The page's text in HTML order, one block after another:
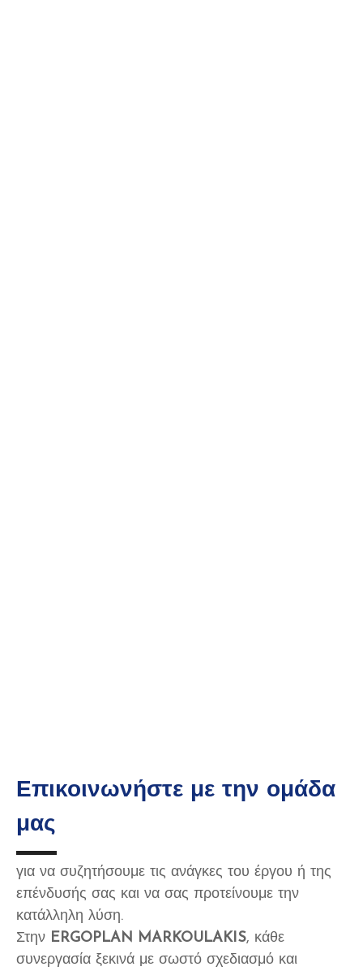
Επικοινωνήστε με την ομάδα
μας
για να συζητήσουμε τις ανάγκες του έργου ή της
επένδυσής σας και να σας προτείνουμε την
κατάλληλη λύση.
Στην ERGOPLAN MARKOULAKIS, κάθε
συνεργασία ξεκινά με σωστό σχεδιασμό και